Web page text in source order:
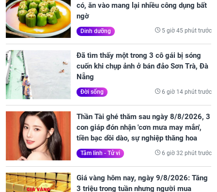
có, ăn vào mang lại nhiều công dụng bất
ngờ
Dinh dưỡng 5 giờ 45 phút trước
Đã tìm thấy một trong 3 cô gái bị sóng
cuốn khi chụp ảnh ở bán đảo Sơn Trà, Đà
Nẵng
Đời sống 6 giờ 14 phút trước
Thần Tài ghé thăm sau ngày 8/8/2026, 3
con giáp đón nhận 'cơn mưa may mắn',
tiền bạc dồi dào, sự nghiệp thăng hoa
Tâm linh - Tử vi 6 giờ 32 phút trước
Giá vàng hôm nay, ngày 9/8/2026: Tăng
3 triệu trong tuần nhưng người mua